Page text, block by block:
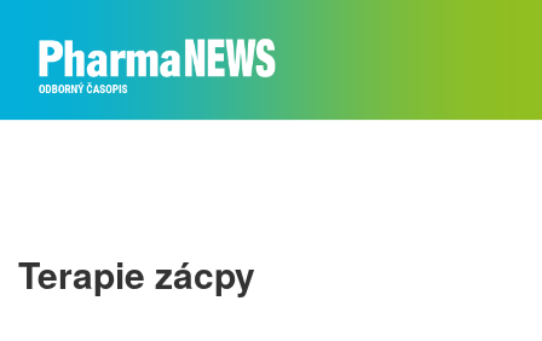
Terapie zácpy